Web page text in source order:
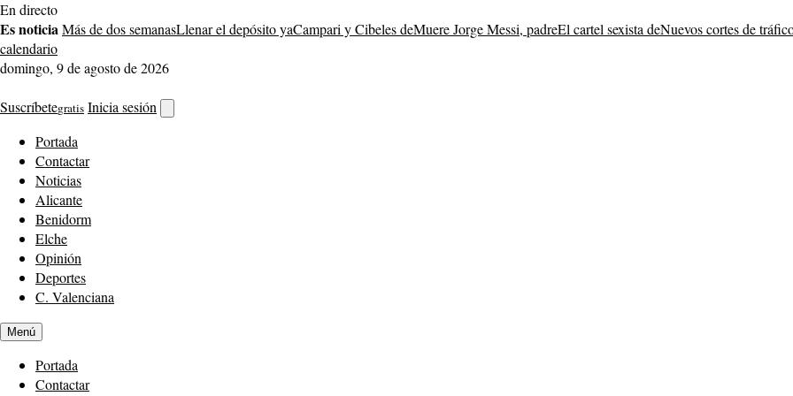
Saltar
al
contenido
En directo
Es noticiaMás de dos semanasLlenar el depósito yaCampari y Cibeles deMuere Jorge Messi, padreEl cartel sexista deNuevos cortes de
calendario
domingo, 9 de agosto de 2026
Suscríbetegratis Inicia sesión
buscador
Portada
Contactar
Noticias
Alicante
Benidorm
Elche
Opinión
Deportes
C. Valenciana
Menú
Portada
Contactar